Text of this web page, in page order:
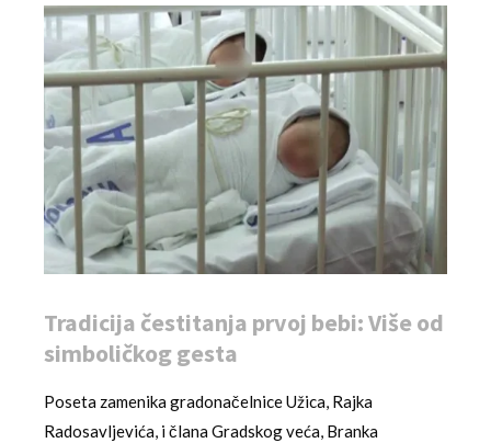
Tradicija čestitanja prvoj bebi: Više od
simboličkog gesta
Poseta zamenika gradonačelnice Užica, Rajka
Radosavljevića, i člana Gradskog veća, Branka